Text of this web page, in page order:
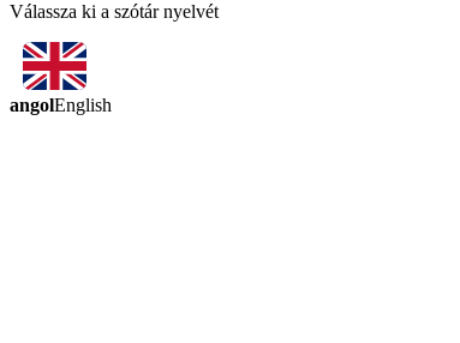
Válassza ki a szótár nyelvét
angolEnglish